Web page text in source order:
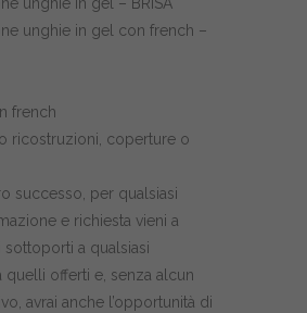
unghie in gel – BRISA
unghie in gel con french –
french
ricostruzioni, coperture o
successo, per qualsiasi
e richiesta vieni a
sottoporti a qualsiasi
quelli offerti e, senza alcun
avrai anche l’opportunità di